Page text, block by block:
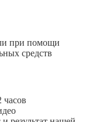
при помощи
средств